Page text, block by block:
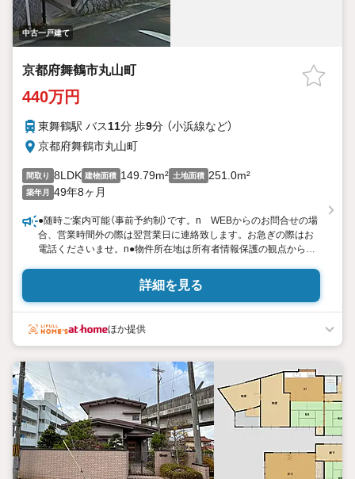
中古一戸建て
京都府舞鶴市丸山町
440万円
東舞鶴駅 バス11分 歩9分 （小浜線など）
京都府舞鶴市丸山町
間取り 8LDK 建物面積 149.79m² 土地面積 251.0m²
築年月 49年8ヶ月
●随時ご案内可能（事前予約制）です。n WEBからのお問合せの場
合、営業時間外の際は翌営業日に連絡致します。お急ぎの際はお
電話くださいませ。n●物件所在地は所有者情報保護の観点から非
件状況はお気軽にお問合せ下さい。尚、売却済の際はあらかじめ
ご容赦ください。n●図面と現状に相違がある場合には現況を優先
させて頂きます。
詳細を見る
ほか提供